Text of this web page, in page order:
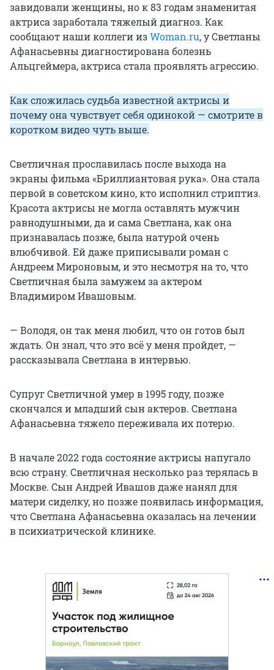
завидовали женщины, но к 83 годам знаменитая
актриса заработала тяжелый диагноз. Как
сообщают наши коллеги изWoman.ru, у Светланы
Афанасьевны диагностирована болезнь
Альцгеймера, актриса стала проявлять агрессию.
Как сложилась судьба известной актрисы и
почему она чувствует себя одинокой — смотрите в
коротком видео чуть выше.
Светличная прославилась после выхода на
экраны фильма «Бриллиантовая рука». Она стала
первой в советском кино, кто исполнил стриптиз.
Красота актрисы не могла оставлять мужчин
равнодушными, да и сама Светлана, как она
признавалась позже, была натурой очень
влюбчивой. Ей даже приписывали роман с
Андреем Мироновым, и это несмотря на то, что
Светличная была замужем за актером
Владимиром Ивашовым.
— Володя, он так меня любил, что он готов был
ждать. Он знал, что это всё у меня пройдет, —
рассказывала Светлана в интервью.
Супруг Светличной умер в 1995 году, позже
скончался и младший сын актеров. Светлана
Афанасьевна тяжело переживала их потерю.
В начале 2022 года состояние актрисы напугало
всю страну. Светличная несколько раз терялась в
Москве. Сын Андрей Ивашов даже нанял для
матери сиделку, но позже появилась информация,
что Светлана Афанасьевна оказалась на лечении
в психиатрической клинике.